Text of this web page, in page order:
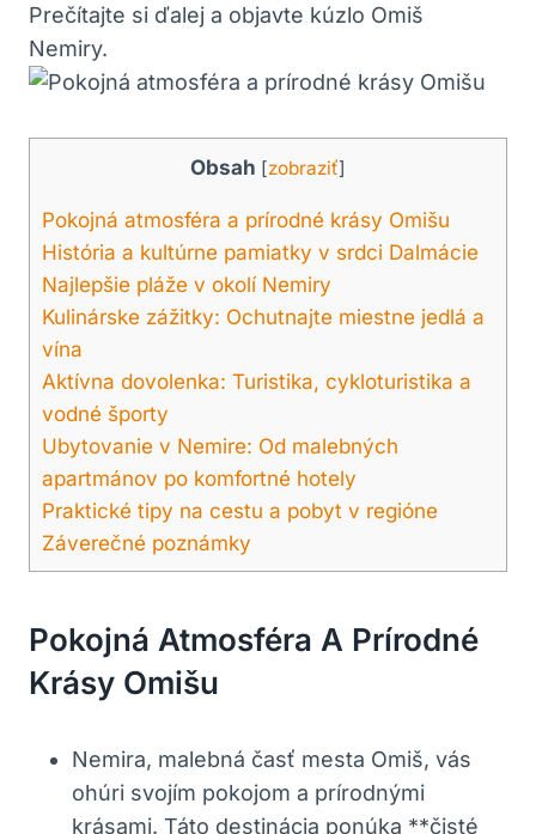
Prečítajte si ďalej a objavte kúzlo⁣ Omiš
Nemiry.
Obsah [zobraziť]
Pokojná atmosféra a‌ prírodné krásy Omišu
História ‌a kultúrne pamiatky v srdci ⁣Dalmácie
Najlepšie ⁤pláže v⁣ okolí Nemiry
Kulinárske zážitky:‍ Ochutnajte miestne jedlá a
⁣vína
Aktívna dovolenka: Turistika, cykloturistika a
vodné športy
Ubytovanie v Nemire: Od malebných
apartmánov po komfortné hotely
Praktické tipy‍ na ⁢cestu a pobyt v ​regióne
Záverečné ⁢poznámky
Pokojná Atmosféra A‌ Prírodné
Krásy Omišu
Nemira, malebná časť mesta Omiš, vás
ohúri svojím pokojom a prírodnými
krásami. Táto destinácia ponúka **čisté